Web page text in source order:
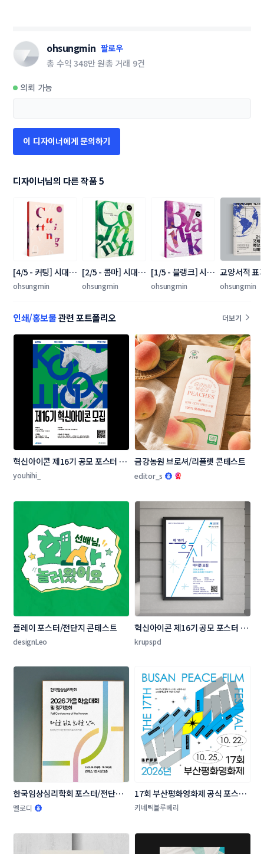
ohsungmin 팔로우
총 수익 348만 원총 거래 9건
의뢰 가능
이 디자이너에게 문의하기
디자이너님의 다른 작품 5
[4/5 - 커팅] 시대인
재 수학 교재 표지
ohsungmin
[2/5 - 콤마] 시대인
재 수학 교재 표지
ohsungmin
[1/5 - 블랭크] 시대
인재 수학 교재 표
ohsungmin
교양서적 표
인 콘테스트
ohsungmin
인쇄/홍보물관련 포트폴리오 더보기
혁신아이콘 제16기 공모 포스터 디
자인 콘테스트
youhihi_
금강농원 브로셔/리플렛 콘테스트
editor_s
플레이 포스터/전단지 콘테스트
designLeo
혁신아이콘 제16기 공모 포스터 디
자인 콘테스트
krupspd
한국임상심리학회 포스터/전단지
콘테스트
멜로디
17회 부산평화영화제 공식 포스터
공모
키네틱블루베리